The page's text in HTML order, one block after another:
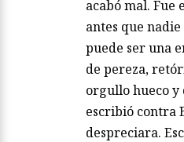
acabó mal.
antes que
puede ser una
de pereza,
orgullo hueco y
escribió contra
despreciara.